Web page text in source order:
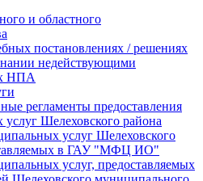
и областного
постановлениях / решениях
недействующими
НПА
регламенты предоставления
Шелеховского района
услуг Шелеховского
в ГАУ "МФЦ ИО"
услуг, предоставляемых